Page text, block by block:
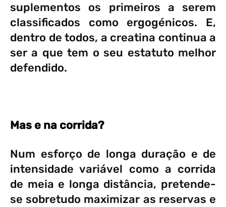
suplementos os primeiros a serem
classificados como ergogénicos. E,
dentro de todos, a creatina continua a
ser a que tem o seu estatuto melhor
defendido.
Mas e na corrida?
Num esforço de longa duração e de
intensidade variável como a corrida
de meia e longa distância, pretende-
se sobretudo maximizar as reservas e